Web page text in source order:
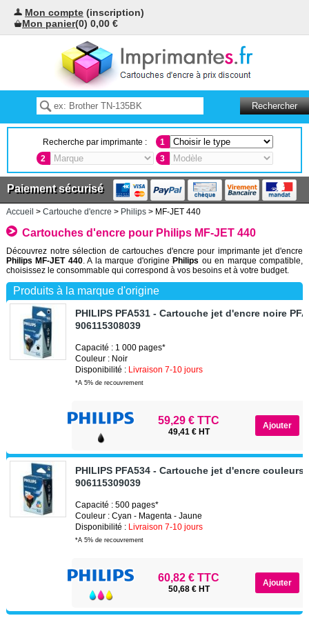
Mon compte (inscription)
Mon panier(0) 0,00 €
Recherche par imprimante :
1
2
3
Paiement sécurisé
Accueil > Cartouche d'encre > Philips> MF-JET 440
Cartouches d'encre pour Philips MF-JET 440
Découvrez notre sélection de cartouches d'encre pour imprimante jet d'encre
Philips MF-JET 440. A la marque d'originePhilips ou en marque compatible,
choisissez le consommable qui correspond à vos besoins et à votre budget.
Produits à la marque d'origine
PHILIPS PFA531 - Cartouche jet d'encre noire
906115308039
Capacité : 1 000 pages*
Couleur : Noir
Disponibilité : Livraison 7-10 jours
*A 5% de recouvrement
59,29 € TTC
49,41 € HT
PHILIPS PFA534 - Cartouche jet d'encre couleurs
906115309039
Capacité : 500 pages*
Couleur : Cyan - Magenta - Jaune
Disponibilité : Livraison 7-10 jours
*A 5% de recouvrement
60,82 € TTC
50,68 € HT